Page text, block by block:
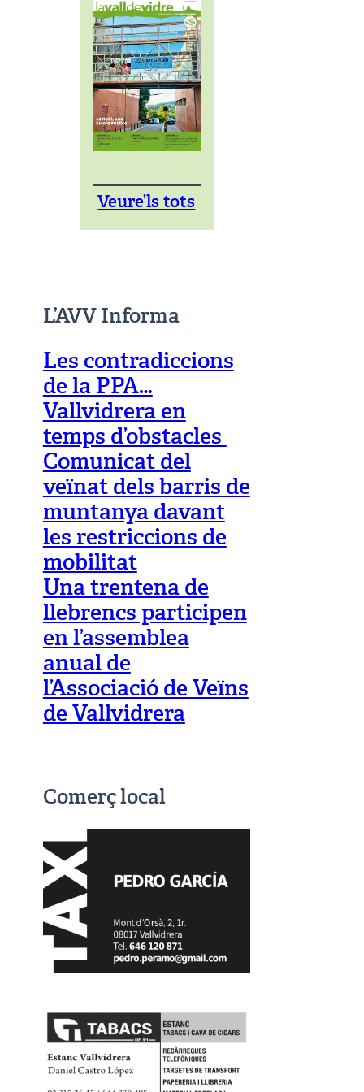
Veure’ls tots
L’AVV Informa
Les contradiccions
de la PPA…
Vallvidrera en
temps d’obstacles
Comunicat del
veïnat dels barris de
muntanya davant
les restriccions de
mobilitat
Una trentena de
llebrencs participen
en l’assemblea
anual de
l’Associació de Veïns
de Vallvidrera
Comerç local